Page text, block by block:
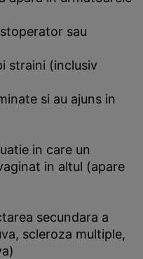
sau
straini (inclusiv
si au ajuns in
in care un
in altul (apare
secundara a
scleroza multiple,